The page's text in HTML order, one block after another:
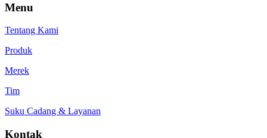
Menu
Tentang Kami
Produk
Merek
Tim
Suku Cadang & Layanan
Kontak